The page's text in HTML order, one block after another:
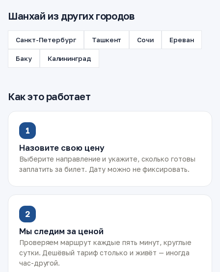
Шанхай из других городов
Санкт-Петербург Ташкент Сочи Ереван
Баку Калининград
Как это работает
1
Назовите свою цену
Выберите направление и укажите, сколько готовы
заплатить за билет. Дату можно не фиксировать.
2
Мы следим за ценой
Проверяем маршрут каждые пять минут, круглые
сутки. Дешёвый тариф столько и живёт — иногда
час-другой.